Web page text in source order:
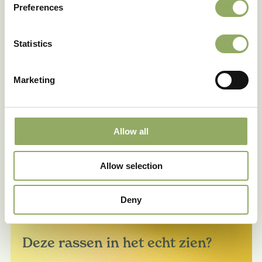
Preferences
Statistics
Marketing
Allow all
Allow selection
Deny
Deze rassen in het echt zien?